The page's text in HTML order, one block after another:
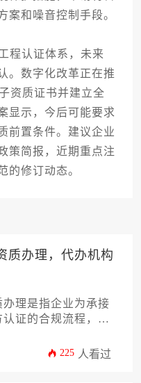
案和噪音控制手段。
认证体系，未来
。数字化改革正在推
资质证书并建立全
显示，今后可能要求
前置条件。建议企业
策简报，近期重点注
的修订动态。
质办理，代办机构
理是指企业为承接
证的合规流程，代
证。
225 人看过